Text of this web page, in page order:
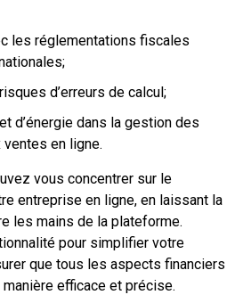
les réglementations fiscales
d’erreurs de calcul;
d’énergie dans la gestion des
en ligne.
vous concentrer sur le
entreprise en ligne, en laissant la
les mains de la plateforme.
pour simplifier votre
que tous les aspects financiers
efficace et précise.